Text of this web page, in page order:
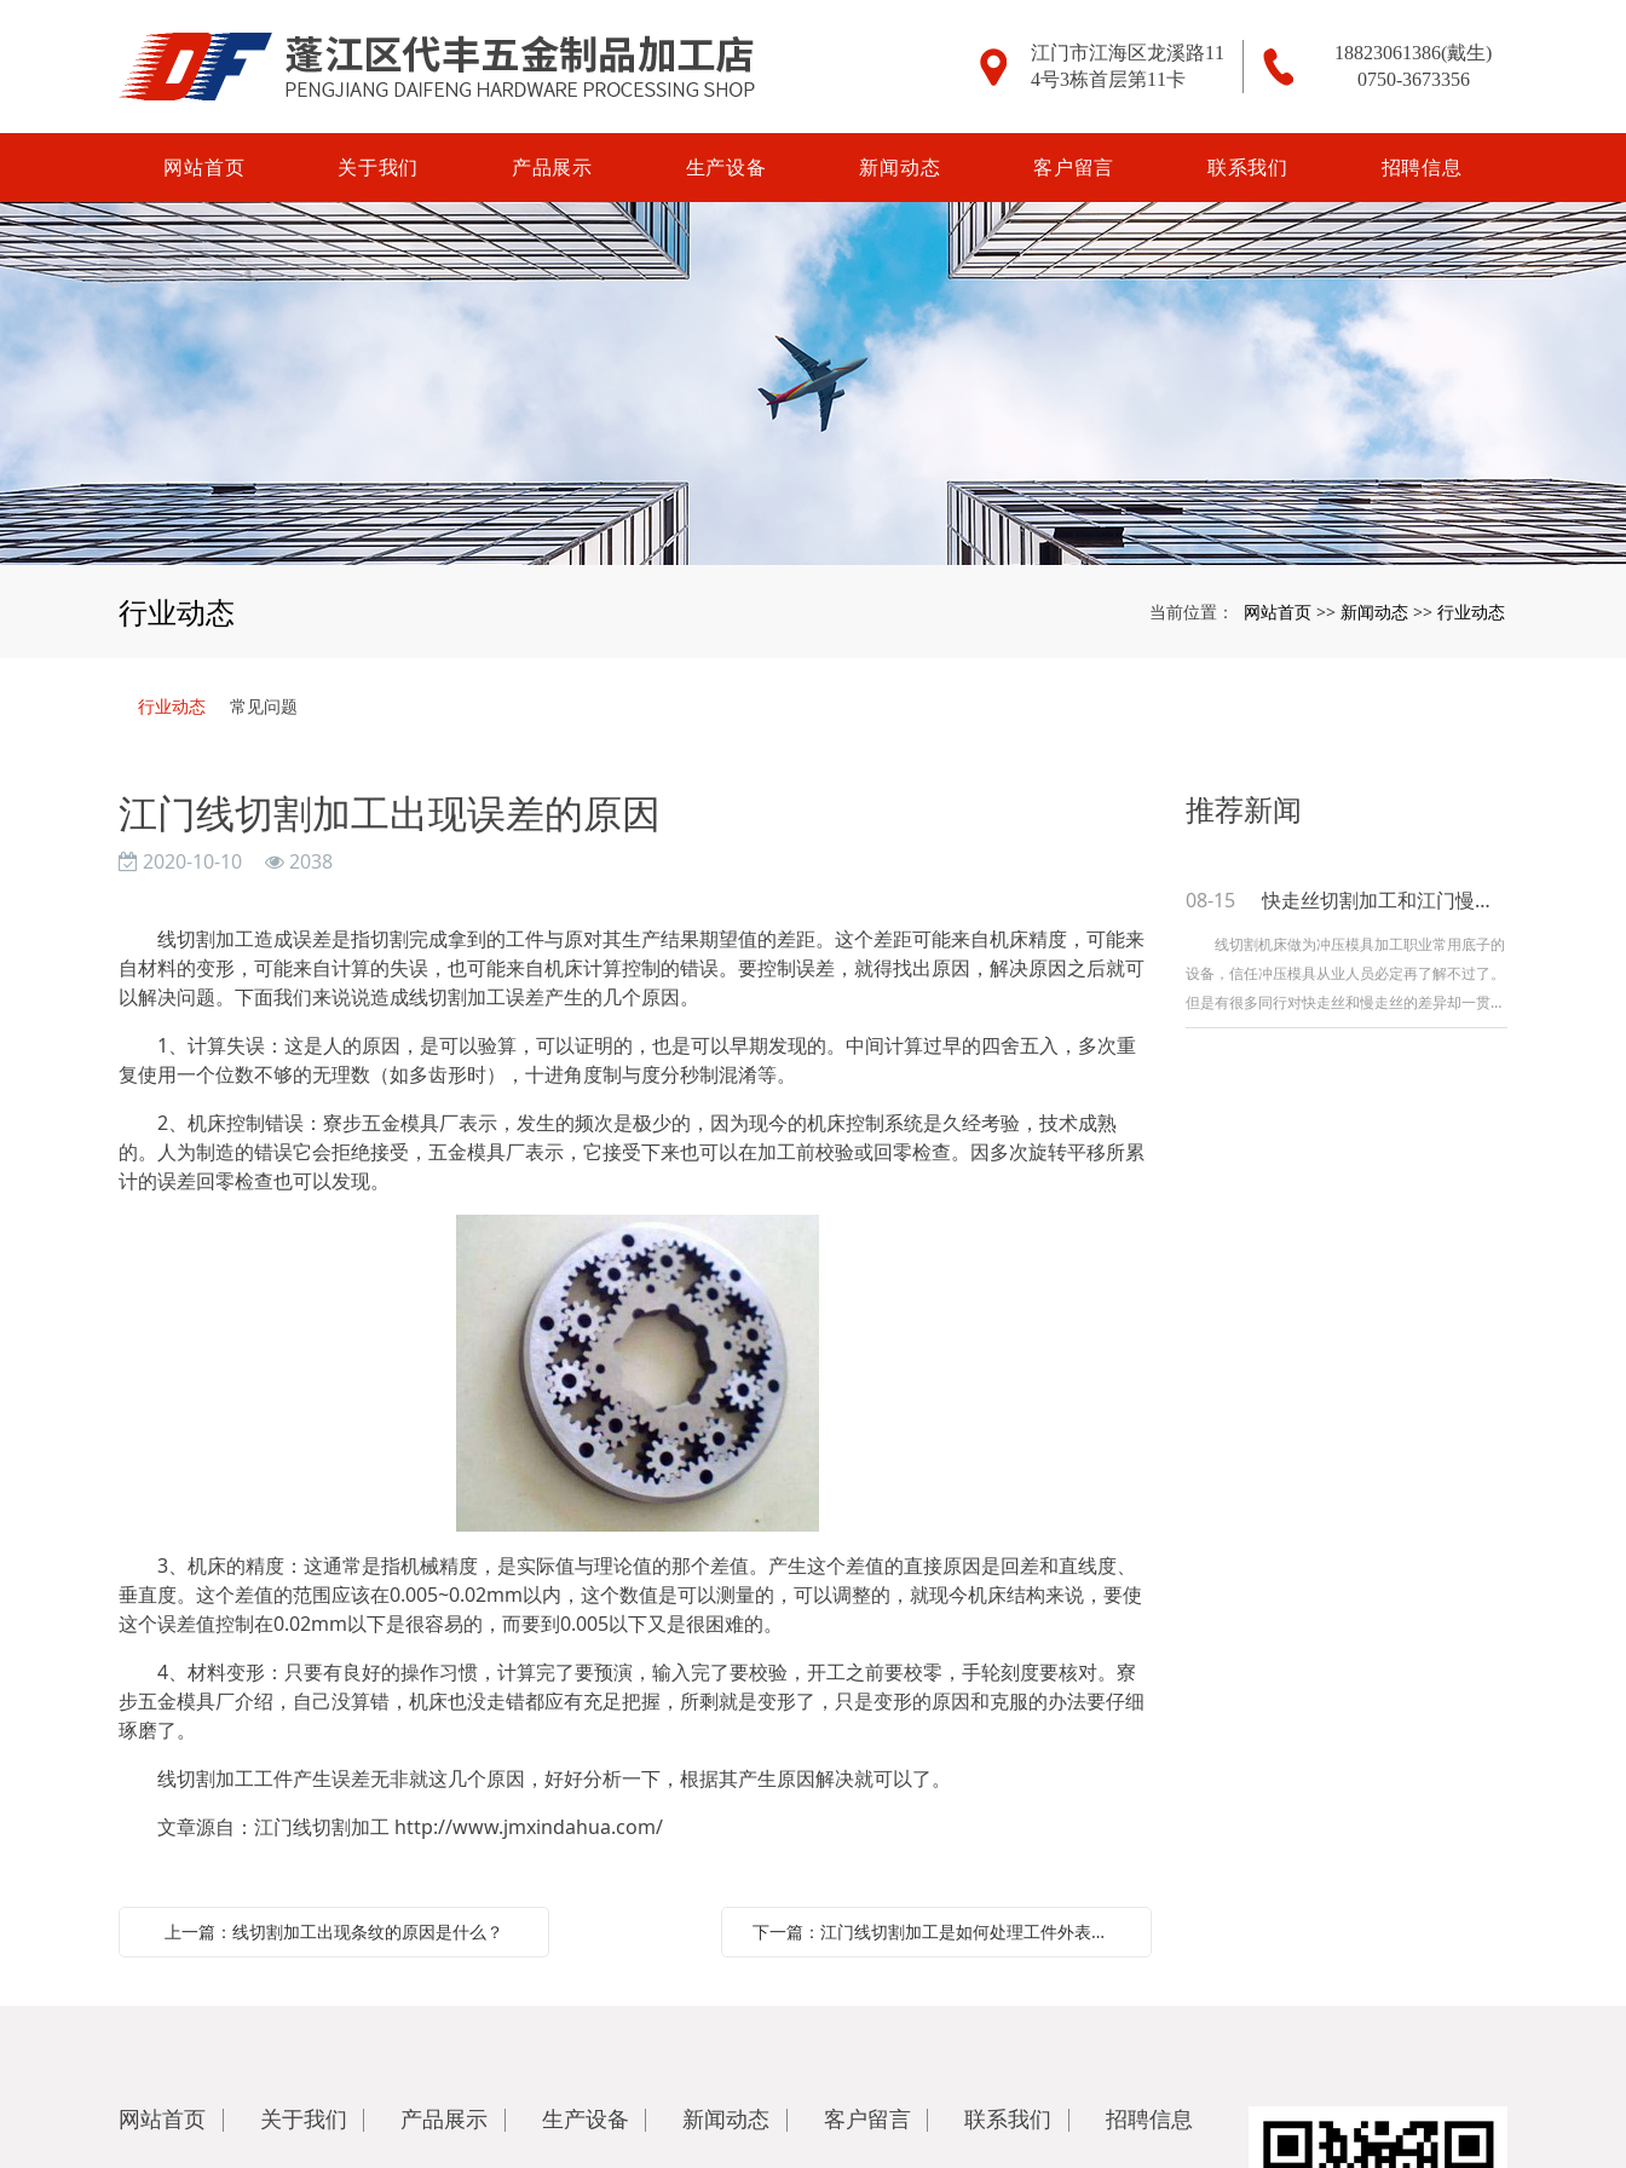
江门市江海区龙溪路11
4号3栋首层第11卡
18823061386(戴生)
0750-3673356
网站首页 关于我们 产品展示 生产设备 新闻动态 客户留言 联系我们 招聘信息
行业动态 当前位置： 网站首页 >> 新闻动态 >> 行业动态
行业动态 常见问题
江门线切割加工出现误差的原因
2020-10-10 2038
线切割加工造成误差是指切割完成拿到的工件与原对其生产结果期望值的差距。这个差距可能来自机床精度，可能来
自材料的变形，可能来自计算的失误，也可能来自机床计算控制的错误。要控制误差，就得找出原因，解决原因之后就可
以解决问题。下面我们来说说造成线切割加工误差产生的几个原因。
1、计算失误：这是人的原因，是可以验算，可以证明的，也是可以早期发现的。中间计算过早的四舍五入，多次重
复使用一个位数不够的无理数（如多齿形时），十进角度制与度分秒制混淆等。
2、机床控制错误：寮步五金模具厂表示，发生的频次是极少的，因为现今的机床控制系统是久经考验，技术成熟
的。人为制造的错误它会拒绝接受，五金模具厂表示，它接受下来也可以在加工前校验或回零检查。因多次旋转平移所累
计的误差回零检查也可以发现。
3、机床的精度：这通常是指机械精度，是实际值与理论值的那个差值。产生这个差值的直接原因是回差和直线度、
垂直度。这个差值的范围应该在0.005~0.02mm以内，这个数值是可以测量的，可以调整的，就现今机床结构来说，要使
这个误差值控制在0.02mm以下是很容易的，而要到0.005以下又是很困难的。
4、材料变形：只要有良好的操作习惯，计算完了要预演，输入完了要校验，开工之前要校零，手轮刻度要核对。寮
步五金模具厂介绍，自己没算错，机床也没走错都应有充足把握，所剩就是变形了，只是变形的原因和克服的办法要仔细
琢磨了。
线切割加工工件产生误差无非就这几个原因，好好分析一下，根据其产生原因解决就可以了。
文章源自：江门线切割加工 http://www.jmxindahua.com/
上一篇：线切割加工出现条纹的原因是什么？ 下一篇：江门线切割加工是如何处理工件外表粗糙的问题的？
推荐新闻
08-15 快走丝切割加工和江门慢走丝切割加工有什么不同？
线切割机床做为冲压模具加工职业常用底子的
设备，信任冲压模具从业人员必定再了解不过了。
但是有很多同行对快走丝和慢走丝的差异却一贯不
可了解，在这里江门线切割加工给咱们详细的介绍
网站首页 关于我们 产品展示 生产设备 新闻动态 客户留言 联系我们 招聘信息